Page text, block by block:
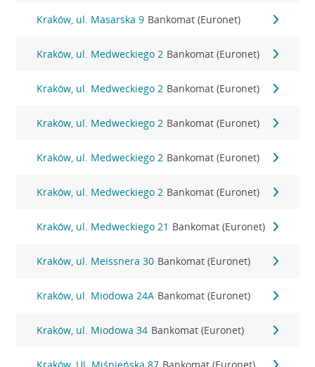
Kraków, ul. Masarska 9 Bankomat (Euronet)
Kraków, ul. Medweckiego 2 Bankomat (Euronet)
Kraków, ul. Medweckiego 2 Bankomat (Euronet)
Kraków, ul. Medweckiego 2 Bankomat (Euronet)
Kraków, ul. Medweckiego 2 Bankomat (Euronet)
Kraków, ul. Medweckiego 2 Bankomat (Euronet)
Kraków, ul. Medweckiego 21 Bankomat (Euronet)
Kraków, ul. Meissnera 30 Bankomat (Euronet)
Kraków, ul. Miodowa 24A Bankomat (Euronet)
Kraków, ul. Miodowa 34 Bankomat (Euronet)